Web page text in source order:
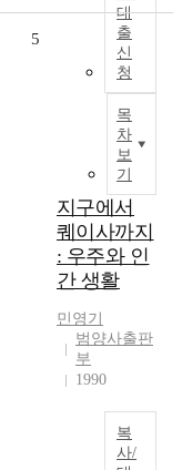
대
출
신
청
목
차
보
기
5
지구에서
퀘이사까지
: 우주와 인
간 생활
민영기
범양사출판
부
1990
복
사/